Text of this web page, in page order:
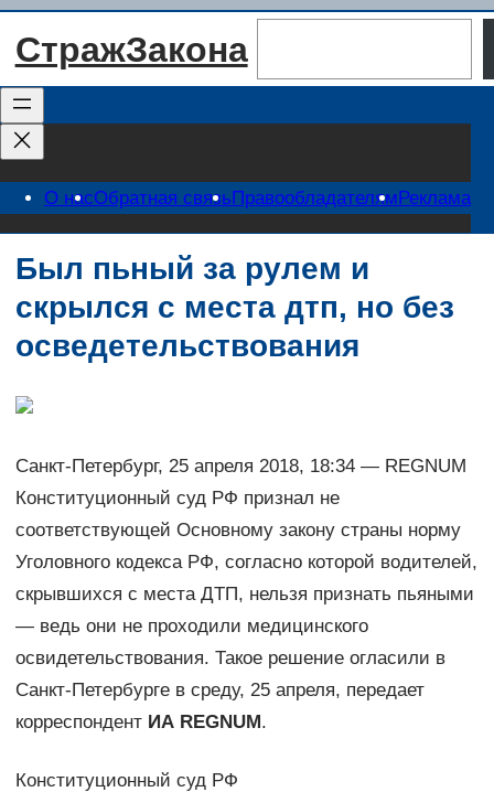
Перейти
СтражЗакона
О насОбратная связьПравообладателямРеклама
Был пьный за рулем и
скрылся с места дтп, но без
осведетельствования
Санкт-Петербург, 25 апреля 2018, 18:34 — REGNUM
Конституционный суд РФ признал не
соответствующей Основному закону страны норму
Уголовного кодекса РФ, согласно которой водителей,
скрывшихся с места ДТП, нельзя признать пьяными
— ведь они не проходили медицинского
освидетельствования. Такое решение огласили в
Санкт-Петербурге в среду, 25 апреля, передает
корреспондент ИА REGNUM.
Конституционный суд РФ